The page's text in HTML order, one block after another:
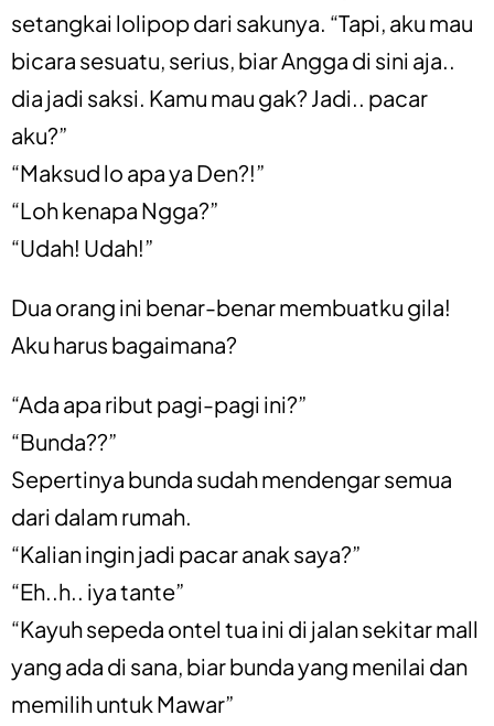
setangkai lolipop dari sakunya. “Tapi, aku mau
bicara sesuatu, serius, biar Angga di sini aja..
dia jadi saksi. Kamu mau gak? Jadi.. pacar
aku?”
“Maksud lo apa ya Den?!”
“Loh kenapa Ngga?”
“Udah! Udah!”
Dua orang ini benar-benar membuatku gila!
Aku harus bagaimana?
“Ada apa ribut pagi-pagi ini?”
“Bunda??”
Sepertinya bunda sudah mendengar semua
dari dalam rumah.
“Kalian ingin jadi pacar anak saya?”
“Eh..h.. iya tante”
“Kayuh sepeda ontel tua ini di jalan sekitar mall
yang ada di sana, biar bunda yang menilai dan
memilih untuk Mawar”